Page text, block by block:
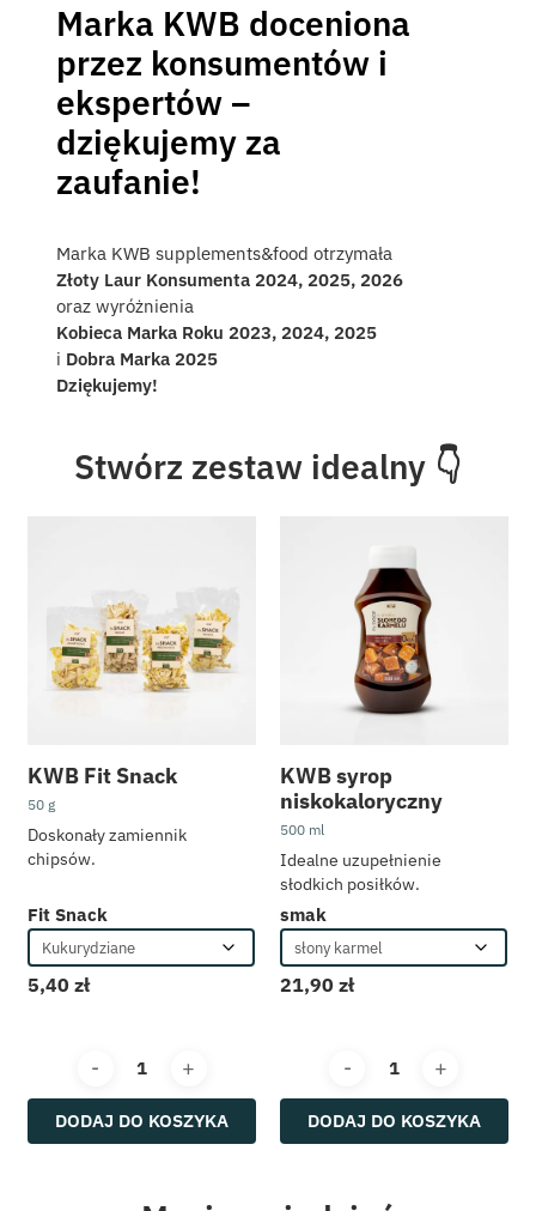
Marka KWB doceniona
przez konsumentów i
ekspertów –
dziękujemy za
zaufanie!
Marka KWB supplements&food otrzymała
Złoty Laur Konsumenta 2024, 2025, 2026
oraz wyróżnienia
Kobieca Marka Roku 2023, 2024, 2025
i Dobra Marka 2025
Dziękujemy!
Stwórz zestaw idealny 👇
KWB Fit Snack
50 g
Doskonały zamiennik
chipsów.
5,40zł
Fit Snack
DODAJ DO KOSZYKA
KWB syrop
niskokaloryczny
500 ml
Idealne uzupełnienie
słodkich posiłków.
21,90 zł
smak
DODAJ DO KOSZYKA